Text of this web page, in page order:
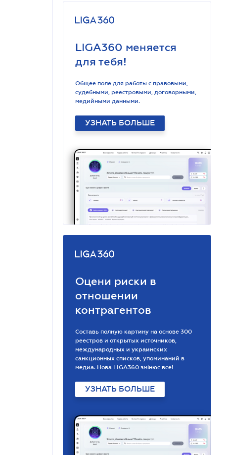
LIGA360 меняется
для тебя!
Общее поле для работы с правовыми,
судебными, реестровыми, договорными,
медийными данными.
УЗНАТЬ БОЛЬШЕ
Оцени риски в
отношении
контрагентов
Составь полную картину на основе 300
реестров и открытых источников,
международных и украинских
санкционных списков, упоминаний в
медиа. Нова LIGA360 змінює все!
УЗНАТЬ БОЛЬШЕ